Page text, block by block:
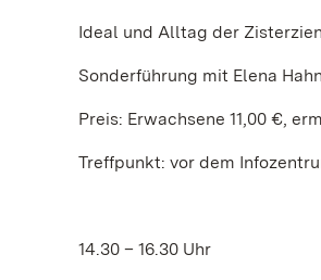
Ideal und Alltag der
Sonderführung mit Elena
Preis: Erwachsene 11,00 €,
Treffpunkt: vor dem
14.30 – 16.30 Uhr